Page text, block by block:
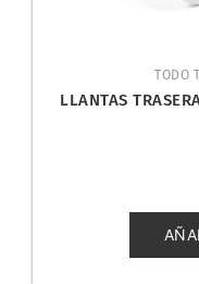
TODO
LLANTAS